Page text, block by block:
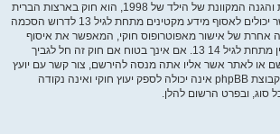
COPPA, או החוק לפרטיות והגנה המקוונת של הילד של 1998, הוא חוק בארצות הברית
הדורש מאתרים ברשת אשר יכולים לאסוף מידע מקטינים מתחת לגיל 13 לדרוש הסכמה
אחרת של אישור מאפוטרופוס חוקי, המאפשר את איסוף
פרטי הזיהוי האישיים מקטין מתחת לגיל 14 13. אם אינך בטוח אם חוק זה חל לגביך
או לאתר אשר אליו אתה מנסה להירשם, צור קשר עם יועץ
חוקי להתיעצות. שים לב שקבוצת phpBB אינה יכולה לספק יעוץ חוקי ואינה נקודה
סוג, ובפרט הרשום להלן.